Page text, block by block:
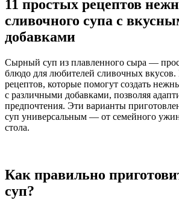
11 простых рецептов
сливочного супа с
добавками
Сырный суп из плавленного сыра —
блюдо для любителей сливочных
рецептов, которые помогут создать
с различными добавками, позволяя
предпочтения. Эти варианты
суп универсальным — от семейного
стола.
Как правильно
суп?